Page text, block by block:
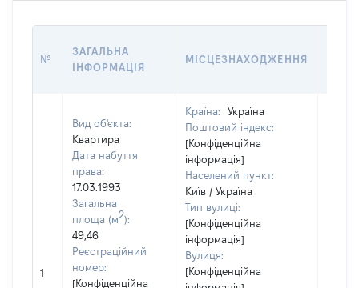
№
ЗАГАЛЬНА
ІНФОРМАЦІЯ
МІСЦЕЗНАХОДЖЕННЯ
1
Вид об'єкта:
Квартира
Дата набуття
права:
17.03.1993
Загальна
площа (м2):
49,46
Реєстраційний
номер:
[Конфіденційна
Країна:
Україна
Поштовий індекс:
[Конфіденційна
інформація]
Населений пункт:
Київ / Україна
Тип вулиці:
[Конфіденційна
інформація]
Вулиця:
[Конфіденційна